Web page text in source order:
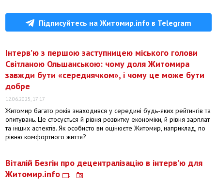
Підписуйтесь на Житомир.info в Telegram
Інтерв’ю з першою заступницею міського голови
Світланою Ольшанською: чому доля Житомира
завжди бути «середнячком», і чому це може бути
добре
12.06.2025, 17:17
Житомир багато років знаходився у середині будь-яких рейтингів та
опитувань. Це стосується й рівня розвитку економіки, й рівня зарплат
та інших аспектів. Як особисто ви оцінюєте Житомир, наприклад, по
рівню комфортного життя?
Віталій Безгін про децентралізацію в інтерв’ю для
Житомир.info